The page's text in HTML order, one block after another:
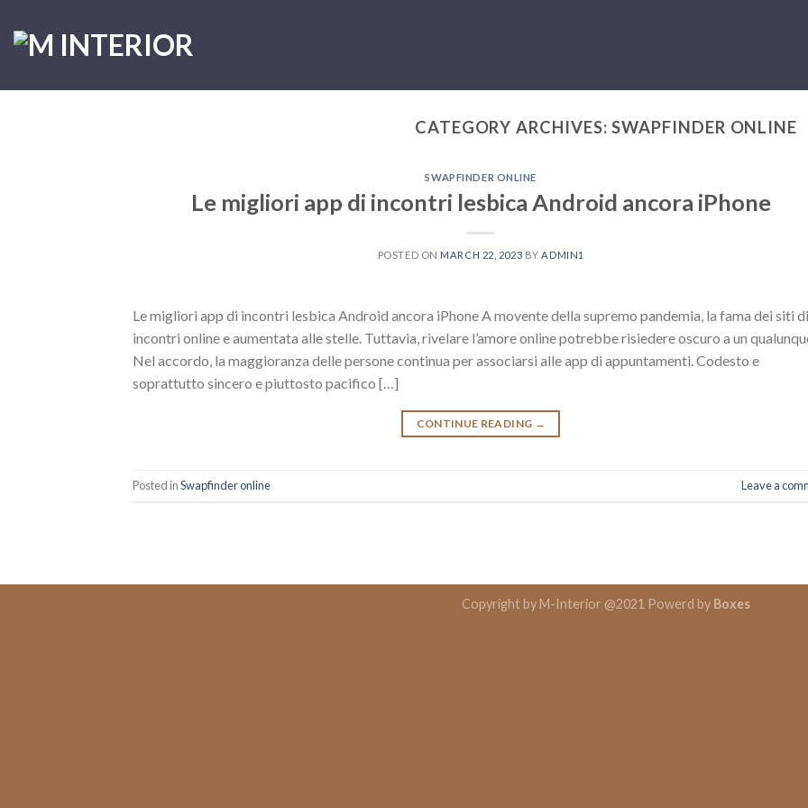
content
CATEGORY ARCHIVES:SWAPFINDER ONLINE
SWAPFINDER ONLINE
Le migliori app di incontri lesbica Android ancora iPhone
POSTED ON MARCH 22, 2023 BYADMIN1
Le migliori app di incontri lesbica Android ancora iPhone A movente della supremo pandemia, la fama dei siti di
incontri online e aumentata alle stelle. Tuttavia, rivelare l’amore online potrebbe risiedere oscuro a un
Nel accordo, la maggioranza delle persone continua per associarsi alle app di appuntamenti. Codesto e
soprattutto sincero e piuttosto pacifico […]
CONTINUE READING →
Posted inSwapfinder online Leave a
Copyright by M-Interior @2021 Powerd by Boxes